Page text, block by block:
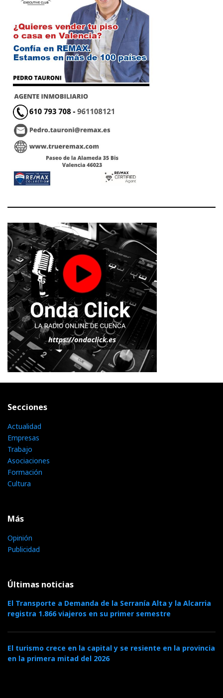
Secciones
Actualidad
Empresas
Trabajo
Asociaciones
Formación
Cultura
Más
Opinión
Publicidad
Últimas noticias
El Transporte a Demanda de la Serranía Alta y la Alcarria
registra 1.866 viajeros en su primer semestre
El turismo crece en la capital y se resiente en la provincia
en la primera mitad del 2026